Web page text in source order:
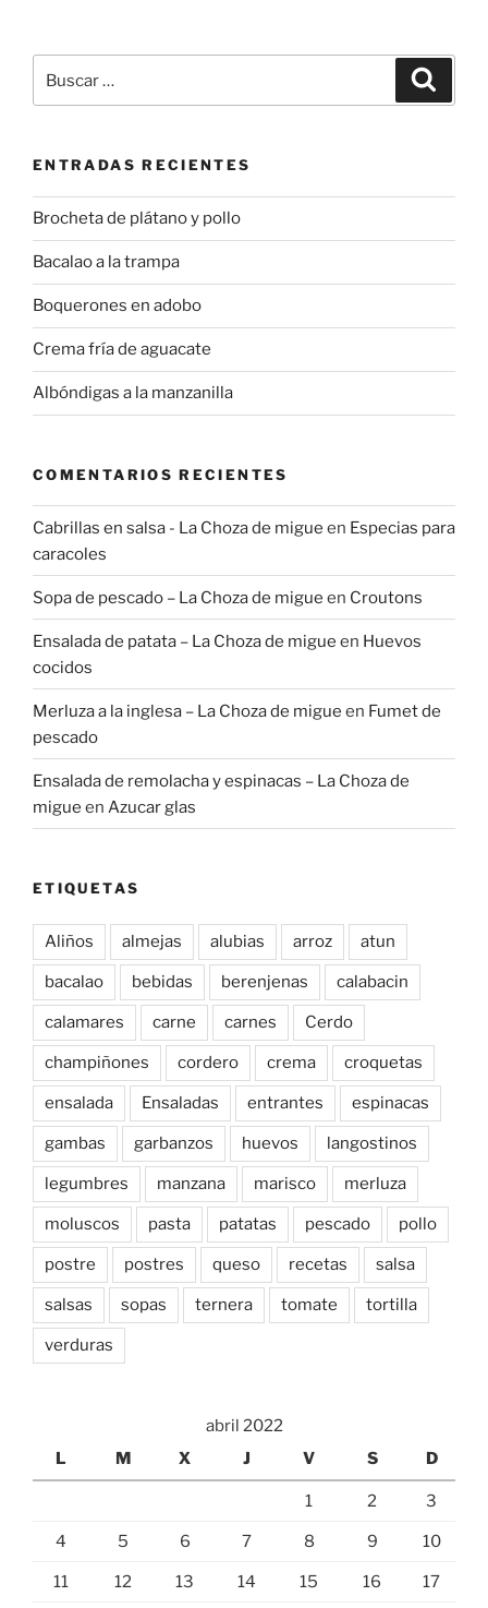
por:
ENTRADAS RECIENTES
Brocheta de plátano y pollo
Bacalao a la trampa
Boquerones en adobo
Crema fría de aguacate
Albóndigas a la manzanilla
COMENTARIOS RECIENTES
Cabrillas en salsa - La Choza de migue en Especias para
caracoles
Sopa de pescado – La Choza de migue en Croutons
Ensalada de patata – La Choza de migue en Huevos
cocidos
Merluza a la inglesa – La Choza de migue en Fumet de
pescado
Ensalada de remolacha y espinacas – La Choza de
migue en Azucar glas
ETIQUETAS
Aliños almejas alubias arroz atun
bacalao bebidas berenjenas calabacin
calamares carne carnes Cerdo
champiñones cordero crema croquetas
ensalada Ensaladas entrantes espinacas
gambas garbanzos huevos langostinos
legumbres manzana marisco merluza
moluscos pasta patatas pescado pollo
postre postres queso recetas salsa
salsas sopas ternera tomate tortilla
verduras
abril 2022
L
M X J V S D
1 2 3
4 5 6 7 8 9 10
11 12 13 14 15 16 17